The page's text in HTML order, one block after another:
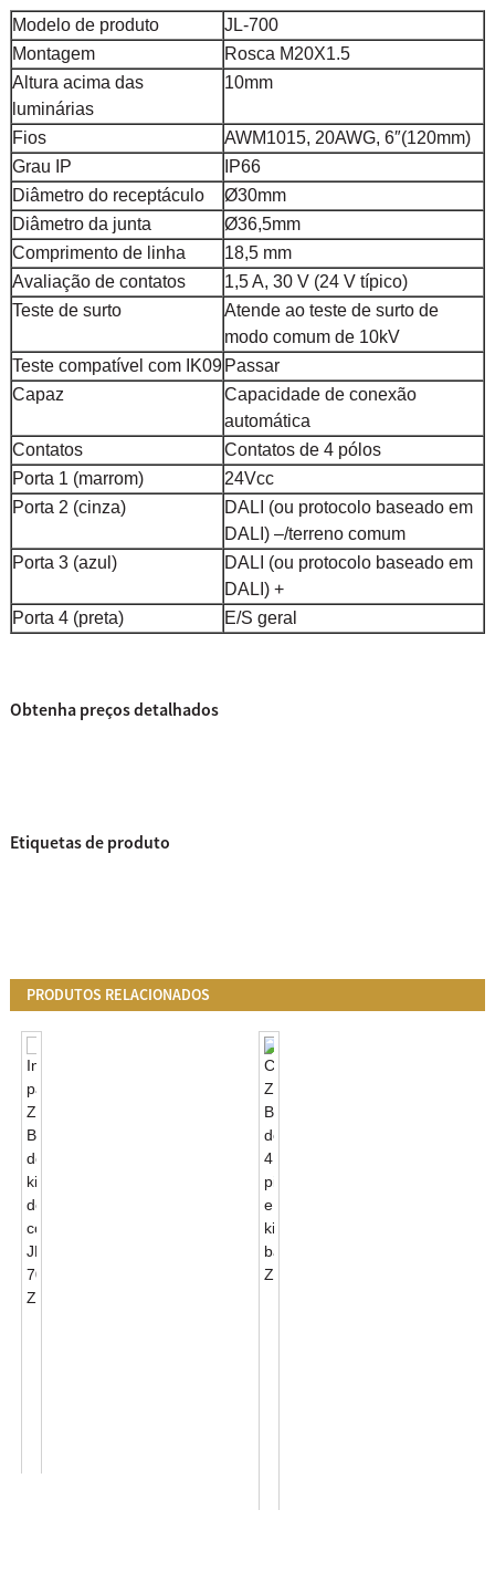
Modelo de produto
JL-700
Montagem
Rosca M20X1.5
Altura acima das
luminárias
10mm
Fios
AWM1015, 20AWG, 6″(120mm)
Grau IP
IP66
Diâmetro do receptáculo
Ø30mm
Diâmetro da junta
Ø36,5mm
Comprimento de linha
18,5 mm
Avaliação de contatos
1,5 A, 30 V (24 V típico)
Teste de surto
Atende ao teste de surto de
modo comum de 10kV
Teste compatível com IK09 Passar
Capaz
Capacidade de conexão
automática
Contatos
Contatos de 4 pólos
Porta 1 (marrom)
24Vcc
Porta 2 (cinza)
DALI (ou protocolo baseado em
DALI) –/terreno comum
Porta 3 (azul)
DALI (ou protocolo baseado em
DALI) +
Porta 4 (preta)
E/S geral
Obtenha preços detalhados
Etiquetas de produto
PRODUTOS RELACIONADOS